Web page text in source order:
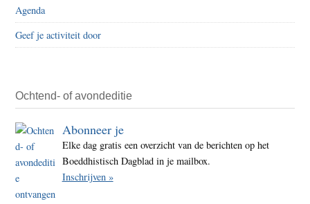
Agenda
Geef je activiteit door
Ochtend- of avondeditie
Abonneer je
Elke dag gratis een overzicht van de berichten op het
Boeddhistisch Dagblad in je mailbox.
Inschrijven »